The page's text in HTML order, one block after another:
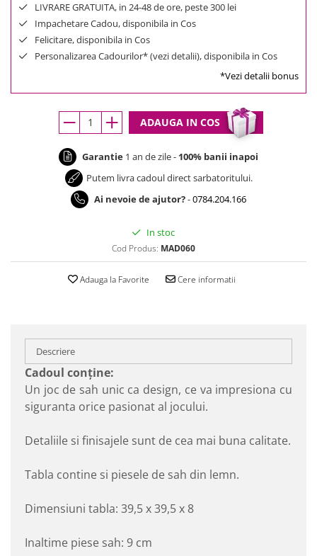
LIVRARE GRATUITA, in 24-48 de ore, peste 300 lei
Impachetare Cadou, disponibila in Cos
Felicitare, disponibila in Cos
Personalizarea Cadourilor* (vezi detalii), disponibila in Cos
*Vezi detalii bonus
ADAUGA IN COS
Garantie 1 an de zile - 100% banii inapoi
Putem livra cadoul direct sarbatoritului.
Ai nevoie de ajutor?-0784.204.166
In stoc
Cod Produs: MAD060
Adauga la Favorite Cere informatii
Descriere
Cadoul conţine:
Un joc de sah unic ca design, ce va impresiona cu
siguranta orice pasionat al jocului.
Detaliile si finisajele sunt de cea mai buna calitate.
Tabla contine si piesele de sah din lemn.
Dimensiuni tabla: 39,5 x 39,5 x 8
Inaltime piese sah: 9 cm